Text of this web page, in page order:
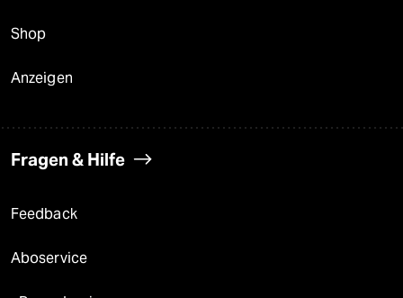
Shop
Anzeigen
Fragen & Hilfe
Feedback
Aboservice